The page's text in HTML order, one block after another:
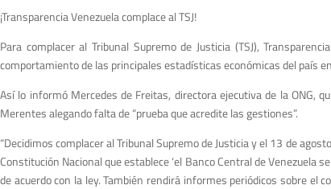
¡Transparencia Venezuela complace al TSJ!
Para complacer al Tribunal Supremo de Justicia (TSJ),
comportamiento de las principales estadísticas económicas del país
Así lo informó Mercedes de Freitas, directora ejecutiva de la ONG,
Merentes alegando falta de “prueba que acredite las gestiones”.
“Decidimos complacer al Tribunal Supremo de Justicia y el 13 de
Constitución Nacional que establece ‘el Banco Central de Venezuela
de acuerdo con la ley. También rendirá informes periódicos sobre el